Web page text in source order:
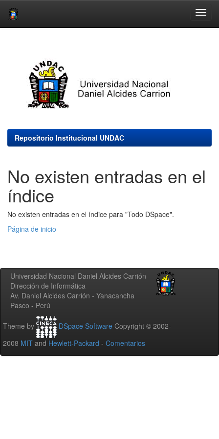
Repositorio Institucional UNDAC
No existen entradas en el
índice
No existen entradas en el índice para "Todo DSpace".
Página de inicio
Universidad Nacional Daniel Alcides Carrión
Dirección de Informática
Av. Daniel Alcides Carrión - Yanacancha
Pasco - Perú
Theme by DSpace Software Copyright © 2002-
2008 MIT and Hewlett-Packard - Comentarios